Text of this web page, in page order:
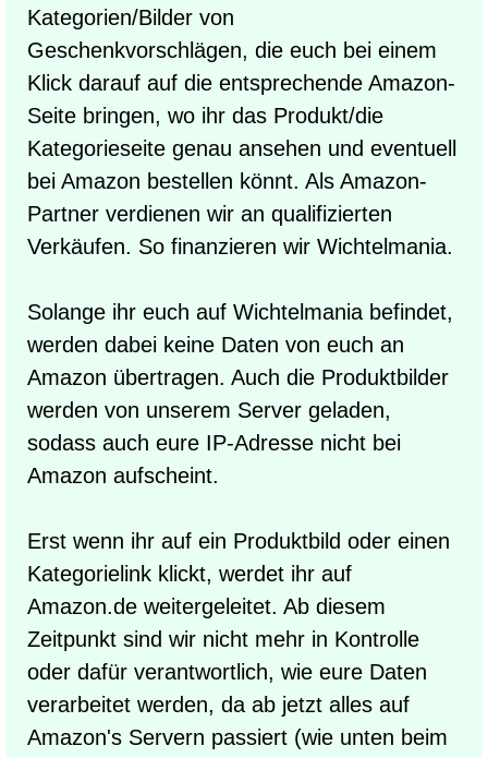
Kategorien/Bilder von
Geschenkvorschlägen, die euch bei einem
Klick darauf auf die entsprechende Amazon-
Seite bringen, wo ihr das Produkt/die
Kategorieseite genau ansehen und eventuell
bei Amazon bestellen könnt. Als Amazon-
Partner verdienen wir an qualifizierten
Verkäufen. So finanzieren wir Wichtelmania.
Solange ihr euch auf Wichtelmania befindet,
werden dabei keine Daten von euch an
Amazon übertragen. Auch die Produktbilder
werden von unserem Server geladen,
sodass auch eure IP-Adresse nicht bei
Amazon aufscheint.
Erst wenn ihr auf ein Produktbild oder einen
Kategorielink klickt, werdet ihr auf
Amazon.de weitergeleitet. Ab diesem
Zeitpunkt sind wir nicht mehr in Kontrolle
oder dafür verantwortlich, wie eure Daten
verarbeitet werden, da ab jetzt alles auf
Amazon's Servern passiert (wie unten beim